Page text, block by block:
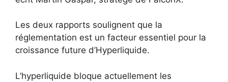
Les deux rapports soulignent que la
réglementation est un facteur essentiel pour la
croissance future d’Hyperliquide.
L’hyperliquide bloque actuellement les